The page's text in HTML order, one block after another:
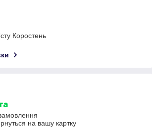
Коростень
на вашу картку